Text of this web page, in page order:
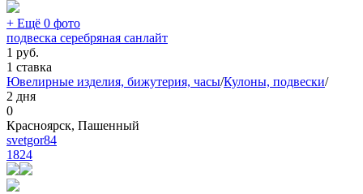
+ Ещё 0 фото
подвеска серебряная санлайт
1 руб.
1 ставка
Ювелирные изделия, бижутерия, часы/Кулоны, подвески/
2 дня
0
Красноярск, Пашенный
svetgor84
1824